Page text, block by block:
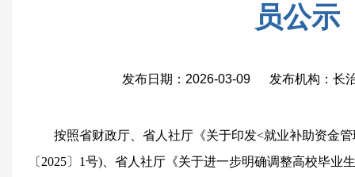
员公示
发布日期：2026-03-09 发布机构：长
按照省财政厅、省人社厅《关于印发<就业补助资金
〔2025〕 1号) 、省人社厅 《关于进一步明确调整高校毕业